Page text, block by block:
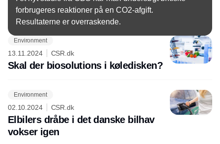
forbrugeres reaktioner på en CO2-afgift.
Resultaterne er overraskende.
Environment
13.11.2024 CSR.dk
Skal der biosolutions i køledisken?
Environment
02.10.2024 CSR.dk
Elbilers dråbe i det danske bilhav
vokser igen